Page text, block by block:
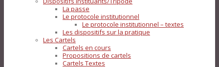
La passe
Le protocole institutionnel
Le protocole institutionnel – textes
Les dispositifs sur la pratique
Les Cartels
Cartels en cours
Propositions de cartels
Cartels Textes